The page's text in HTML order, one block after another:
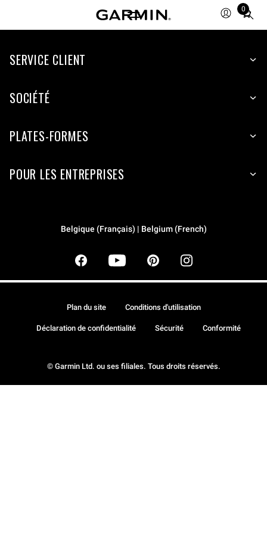
0
Total
items
cart:
SERVICE CLIENT
SOCIÉTÉ
PLATES-FORMES
POUR LES ENTREPRISES
Belgique (Français) | Belgium (French)
© Garmin Ltd. ou ses filiales. Tous droits réservés.
Plan du site Conditions d'utilisation
Déclaration de confidentialité Sécurité Conformité